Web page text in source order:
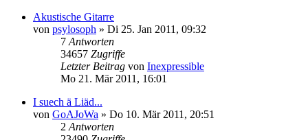
Akustische Gitarre
von psylosoph » Di 25. Jan 2011, 09:32
7 Antworten
34657 Zugriffe
Letzter Beitrag von Inexpressible
Mo 21. Mär 2011, 16:01
I suech ä Liäd...
von GoAJoWa » Do 10. Mär 2011, 20:51
2 Antworten